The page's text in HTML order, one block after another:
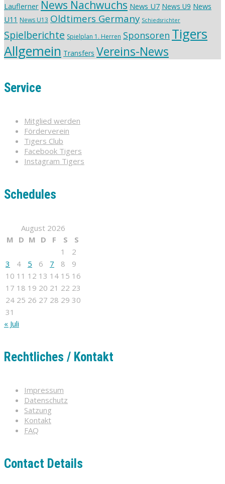
Lauflerner News Nachwuchs News U7 News U9 News
U11 News U13 Oldtimers Germany Schiedsrichter
Spielberichte Spielplan 1. Herren Sponsoren Tigers
Allgemein Transfers Vereins-News
Service
Mitglied werden
Förderverein
Tigers Club
Facebook Tigers
Instagram Tigers
Schedules
August 2026
M D M D F S
S
1
2
3
4 5 6 7 8
9
10 11 12 13 14 15 16
17 18 19 20 21 22 23
24 25 26 27 28 29 30
31
« Juli
Rechtliches / Kontakt
Impressum
Datenschutz
Satzung
Kontakt
FAQ
Contact Details